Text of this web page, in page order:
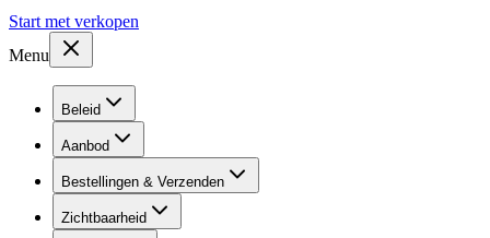
Start met verkopen
Menu
Beleid
Aanbod
Bestellingen & Verzenden
Zichtbaarheid